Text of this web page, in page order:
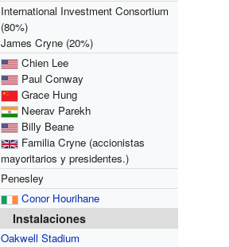
International Investment Consortium
(80%)
James Cryne (20%)
Chien Lee
Paul Conway
Grace Hung
Neerav Parekh
Billy Beane
Familia Cryne (accionistas
mayoritarios y presidentes.)
Penesley
Conor Hourihane
Instalaciones
Oakwell Stadium